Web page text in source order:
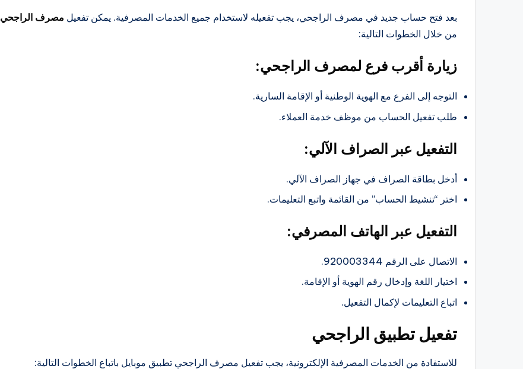
بعد فتح حساب جديد في مصرف الراجحي، يجب تفعيله لاستخدام جميع الخدمات المصرفية. يمكن تفعيل مصرف الراجحي
من خلال الخطوات التالية:
زيارة أقرب فرع لمصرف الراجحي:
التوجه إلى الفرع مع الهوية الوطنية أو الإقامة السارية.
طلب تفعيل الحساب من موظف خدمة العملاء.
التفعيل عبر الصراف الآلي:
أدخل بطاقة الصراف في جهاز الصراف الآلي.
اختر “تنشيط الحساب” من القائمة واتبع التعليمات.
التفعيل عبر الهاتف المصرفي:
الاتصال على الرقم 920003344.
اختيار اللغة وإدخال رقم الهوية أو الإقامة.
اتباع التعليمات لإكمال التفعيل.
تفعيل تطبيق الراجحي
للاستفادة من الخدمات المصرفية الإلكترونية، يجب تفعيل مصرف الراجحي تطبيق موبايل باتباع الخطوات التالية: